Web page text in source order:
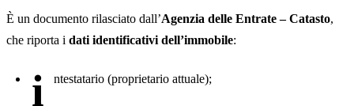
È un documento rilasciato dall’Agenzia delle Entrate – Catasto,
che riporta i dati identificativi dell’immobile:
i ntestatario (proprietario attuale);